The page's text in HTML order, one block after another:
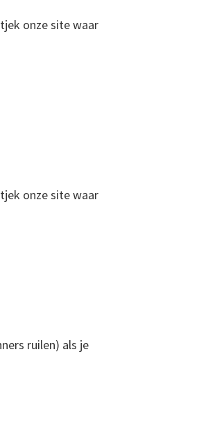
onze site waar
onze site waar
ruilen) als je